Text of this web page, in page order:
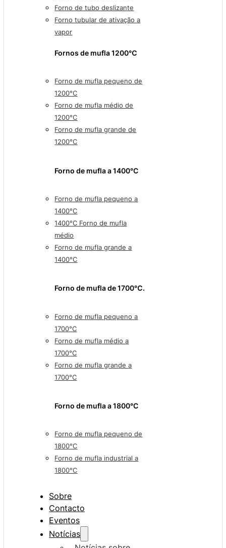
Forno de tubo deslizante
Forno tubular de ativação a
vapor
Fornos de mufla 1200℃
Forno de mufla pequeno de
1200°C
Forno de mufla médio de
1200°C
Forno de mufla grande de
1200°C
Forno de mufla a 1400°C
Forno de mufla pequeno a
1400°C
1400°C Forno de mufla
médio
Forno de mufla grande a
1400°C
Forno de mufla de 1700℃.
Forno de mufla pequeno a
1700°C
Forno de mufla médio a
1700°C
Forno de mufla grande a
1700°C
Forno de mufla a 1800°C
Forno de mufla pequeno de
1800°C
Forno de mufla industrial a
1800°C
Sobre
Contacto
Eventos
Notícias